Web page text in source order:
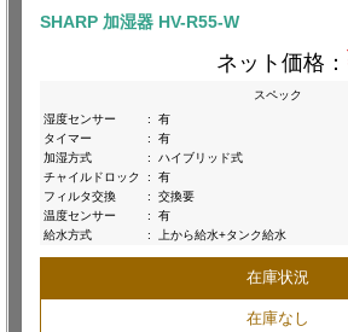
SHARP 加湿器 HV-R55-W
ネット価格：
スペック
湿度センサー
:
有
タイマー
:
有
加湿方式
:
ハイブリッド式
チャイルドロック
:
有
フィルタ交換
:
交換要
温度センサー
:
有
給水方式
: 上から給水+タンク給水
在庫状況
在庫なし